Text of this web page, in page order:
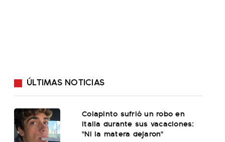
ÚLTIMAS NOTICIAS
Colapinto sufrió un robo en
Italia durante sus vacaciones:
"Ni la matera dejaron"